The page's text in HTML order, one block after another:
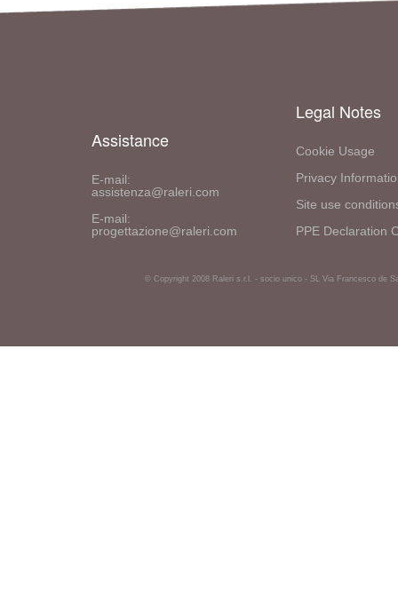
Assistance
E-mail:
assistenza@raleri.com
E-mail:
progettazione@raleri.com
Legal Notes
Cookie Usage
Privacy
Site use
PPE Declaration
© Copyright 2008 Raleri s.r.l. - socio unico - SL Via Francesco de